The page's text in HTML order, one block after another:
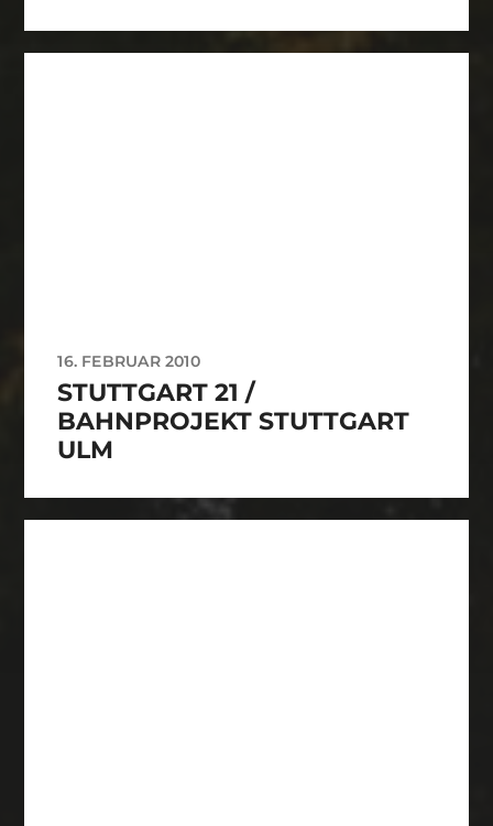
16. FEBRUAR 2010
STUTTGART 21 /
BAHNPROJEKT STUTTGART
ULM